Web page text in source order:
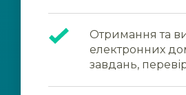
Отримання та
електронних
завдань,